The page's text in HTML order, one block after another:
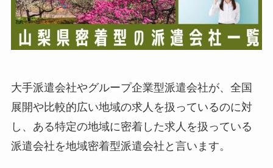
大手派遣会社やグループ企業型派遣会社が、全国
展開や比較的広い地域の求人を扱っているのに対
し、ある特定の地域に密着した求人を扱っている
派遣会社を地域密着型派遣会社と言います。